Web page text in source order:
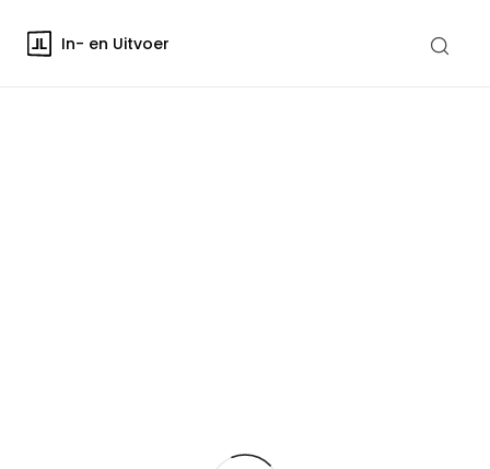
In- en Uitvoer